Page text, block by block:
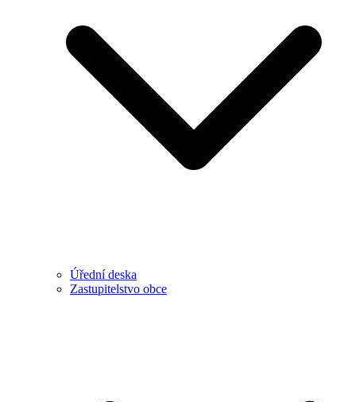
Úřední deska
Zastupitelstvo obce